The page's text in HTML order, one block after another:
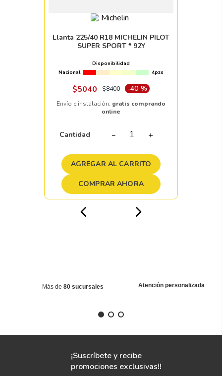
Llanta 225/40 R18 MICHELIN PILOT
SUPER SPORT * 92Y
Disponibilidad
Nacional
4pzs
$5040 $8400 -40 %
Envío e instalación, gratis comprando
online
Cantidad ＋
－
AGREGAR AL CARRITO
COMPRAR AHORA
Más de 80 sucursales Atención personalizada
¡Suscríbete y recibe
promociones exclusivas!!